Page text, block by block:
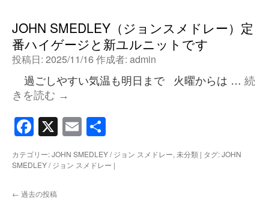
JOHN SMEDLEY（ジョンスメドレー）定
番ハイゲージと新ユルニットです
投稿日: 2025/11/16 作成者: admin
過ごしやすい気温も明日まで 火曜からは … 続
きを読む →
Facebook
X Email
カテゴリー:JOHN SMEDLEY / ジョン スメドレー, 未分類 | タグ:JOHN
SMEDLEY / ジョン スメドレー |
← 過去の投稿